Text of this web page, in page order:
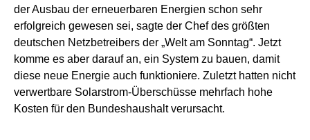
der Ausbau der erneuerbaren Energien schon sehr
erfolgreich gewesen sei, sagte der Chef des größten
deutschen Netzbetreibers der „Welt am Sonntag“. Jetzt
komme es aber darauf an, ein System zu bauen, damit
diese neue Energie auch funktioniere. Zuletzt hatten nicht
verwertbare Solarstrom-Überschüsse mehrfach hohe
Kosten für den Bundeshaushalt verursacht.